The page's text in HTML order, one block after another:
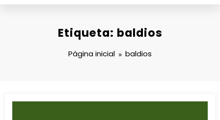
Etiqueta: baldios
Página inicial baldios